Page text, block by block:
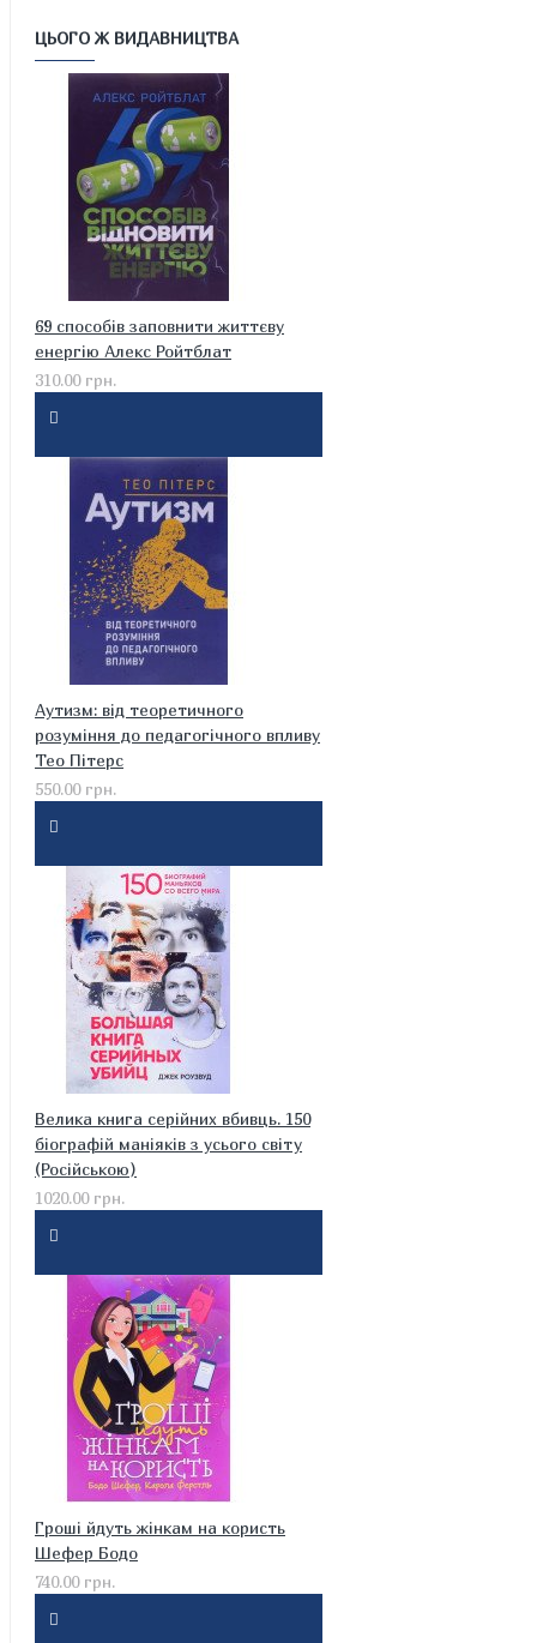
ЦЬОГО Ж ВИДАВНИЦТВА
69 способів заповнити життєву
енергію Алекс Ройтблат
310.00 грн.
Аутизм: від теоретичного
розуміння до педагогічного впливу
Тео Пітерс
550.00 грн.
Велика книга серійних вбивць. 150
біографій маніяків з усього світу
(Російською)
1020.00 грн.
Гроші йдуть жінкам на користь
Шефер Бодо
740.00 грн.